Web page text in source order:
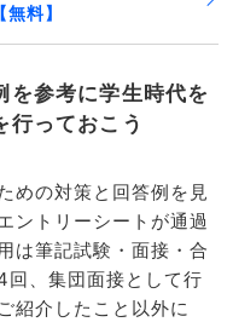
料】
を参考に学生時代を
行っておこう
めの対策と回答例を見
ントリーシートが通過
は筆記試験・面接・合
、集団面接として行
紹介したこと以外に